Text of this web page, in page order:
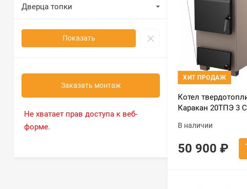
Дверца топки
Показать
Заказать монтаж
Не хватает прав доступа к веб-
форме.
ХИТ ПРОДАЖ
Котел
Каракан 20ТПЭ 3
В наличии
50 900 ₽